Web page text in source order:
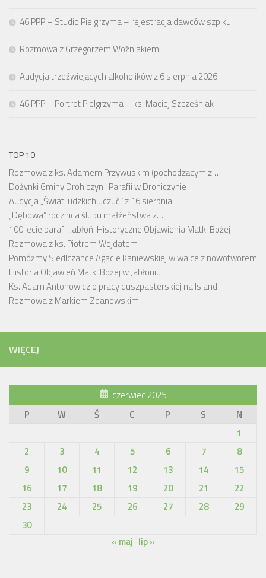
46 PPP – Studio Pielgrzyma – rejestracja dawców szpiku
Rozmowa z Grzegorzem Woźniakiem
Audycja trzeźwiejących alkoholików z 6 sierpnia 2026
46 PPP – Portret Pielgrzyma – ks. Maciej Szcześniak
TOP 10
Rozmowa z ks. Adamem Przywuskim (pochodzącym z…
Dożynki Gminy Drohiczyn i Parafii w Drohiczynie
Audycja „Świat ludzkich uczuć” z 16 sierpnia
„Dębowa” rocznica ślubu małżeństwa z…
100 lecie parafii Jabłoń. Historyczne Objawienia Matki Bożej
Rozmowa z ks. Piotrem Wojdatem
Pomóżmy Siedlczance Agacie Kaniewskiej w walce z nowotworem
Historia Objawień Matki Bożej w Jabłoniu
Ks. Adam Antonowicz o pracy duszpasterskiej na Islandii
Rozmowa z Markiem Zdanowskim
WIĘCEJ
czerwiec 2025
P
W Ś C P S
N
1
2
3 4 5 6 7
8
9
10 11 12 13 14
15
16
17 18 19 20 21
22
23
24 25 26 27 28
29
30
« maj lip »